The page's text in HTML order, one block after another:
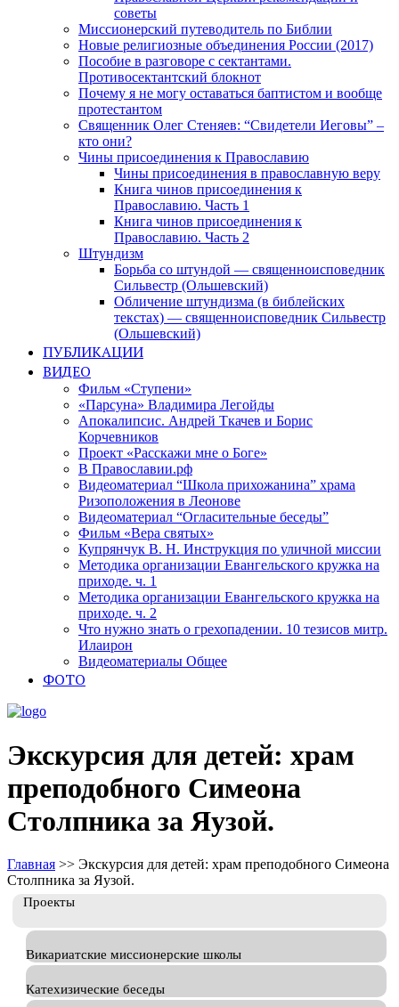
советы
Миссионерский путеводитель по Библии
Новые религиозные объединения России (2017)
Пособие в разговоре с сектантами.
Противосектантский блокнот
Почему я не могу оставаться баптистом и вообще
протестантом
Священник Олег Стеняев: “Свидетели Иеговы” –
кто они?
Чины присоединения к Православию
Чины присоединения в православную веру
Книга чинов присоединения к
Православию. Часть 1
Книга чинов присоединения к
Православию. Часть 2
Штундизм
Борьба со штундой — священноисповедник
Сильвестр (Ольшевский)
Обличение штундизма (в библейских
текстах) — священноисповедник Сильвестр
(Ольшевский)
ПУБЛИКАЦИИ
ВИДЕО
Фильм «Ступени»
«Парсуна» Владимира Легойды
Апокалипсис. Андрей Ткачев и Борис
Корчевников
Проект «Расскажи мне о Боге»
В Православии.рф
Видеоматериал “Школа прихожанина” храма
Ризоположения в Леонове
Видеоматериал “Огласительные беседы”
Фильм «Вера святых»
Купрянчук В. Н. Инструкция по уличной миссии
Методика организации Евангельского кружка на
приходе. ч. 1
Методика организации Евангельского кружка на
приходе. ч. 2
Что нужно знать о грехопадении. 10 тезисов митр.
Илаирон
Видеоматериалы Общее
ФОТО
Экскурсия для детей: храм
преподобного Симеона
Столпника за Яузой.
Главная >> Экскурсия для детей: храм преподобного Симеона
Столпника за Яузой.
Проекты
Викариатские миссионерские школы
Катехизические беседы